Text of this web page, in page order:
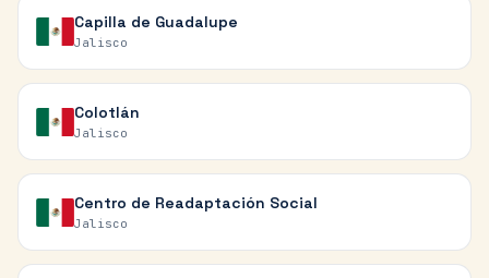
Capilla de Guadalupe
Jalisco
Colotlán
Jalisco
Centro de Readaptación Social
Jalisco